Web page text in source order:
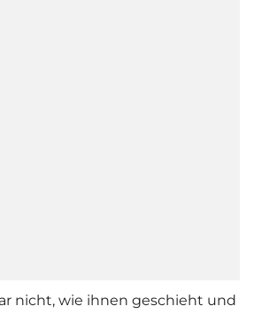
nicht, wie ihnen geschieht und